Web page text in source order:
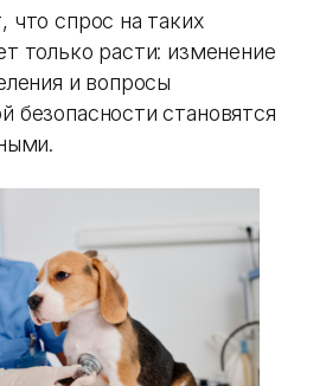
что спрос на таких
только расти: изменение
и вопросы
безопасности становятся